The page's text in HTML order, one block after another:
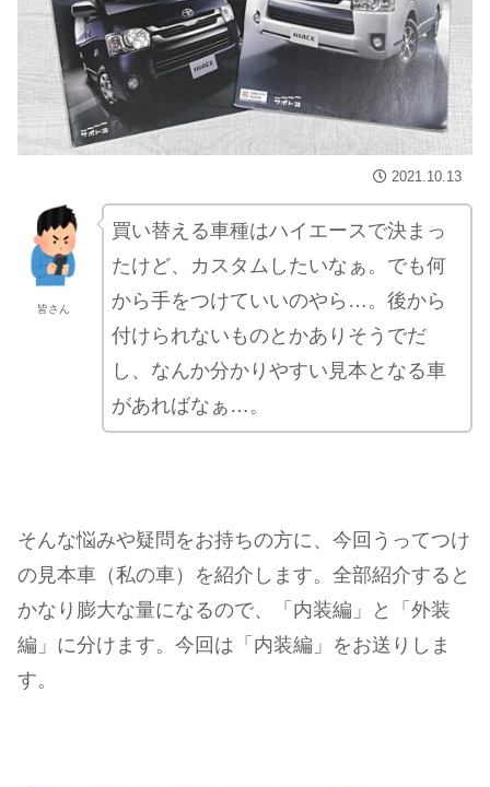
2021.10.13
皆さん
買い替える車種はハイエースで決まっ
たけど、カスタムしたいなぁ。でも何
から手をつけていいのやら…。後から
付けられないものとかありそうでだ
し、なんか分かりやすい見本となる車
があればなぁ…。
そんな悩みや疑問をお持ちの方に、今回うってつけ
の見本車（私の車）を紹介します。全部紹介すると
かなり膨大な量になるので、「内装編」と「外装
編」に分けます。今回は「内装編」をお送りしま
す。